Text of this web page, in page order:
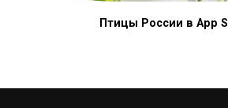
Птицы России в App